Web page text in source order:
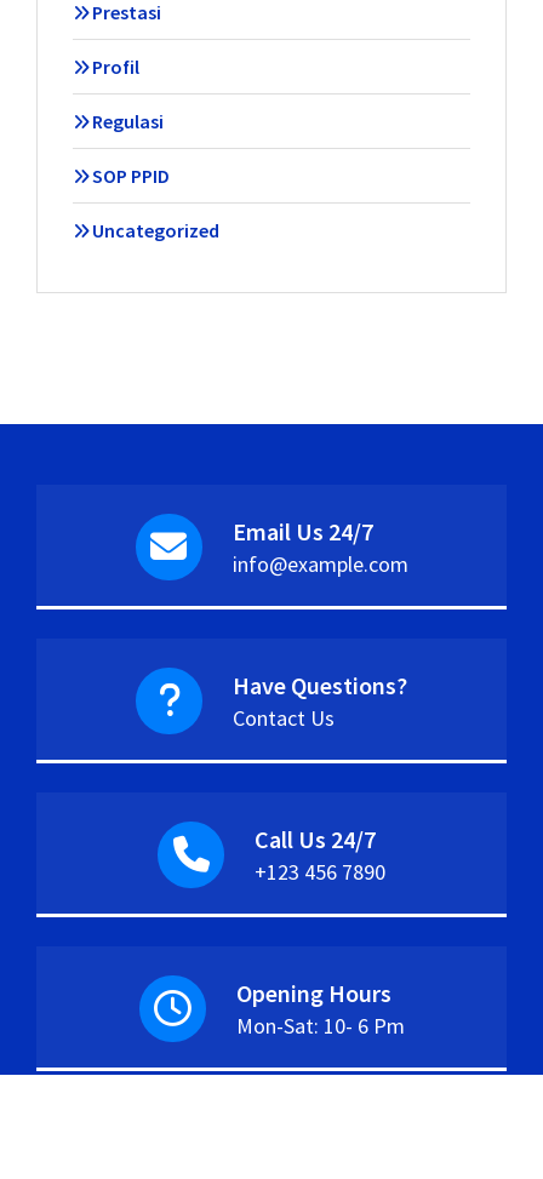
Prestasi
Profil
Regulasi
SOP PPID
Uncategorized
Email Us 24/7
info@example.com
Have Questions?
Contact Us
Call Us 24/7
+123 456 7890
Opening Hours
Mon-Sat: 10- 6 Pm